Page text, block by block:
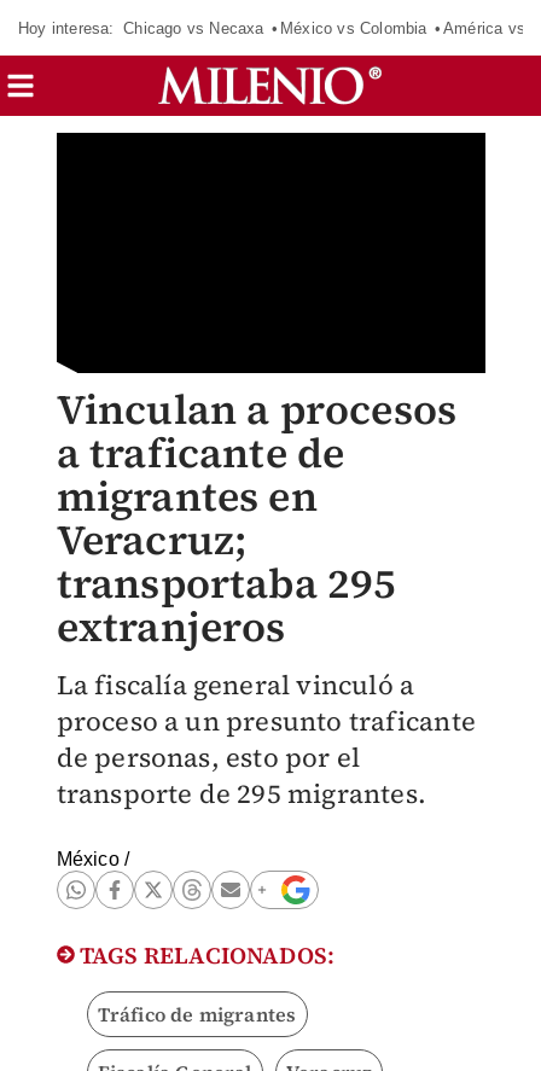
Hoy interesa: Chicago vs Necaxa México vs Colombia América vs
Vinculan a procesos
a traficante de
migrantes en
Veracruz;
transportaba 295
extranjeros
La fiscalía general vinculó a
proceso a un presunto traficante
de personas, esto por el
transporte de 295 migrantes.
México/
TAGS RELACIONADOS:
Tráfico de migrantes